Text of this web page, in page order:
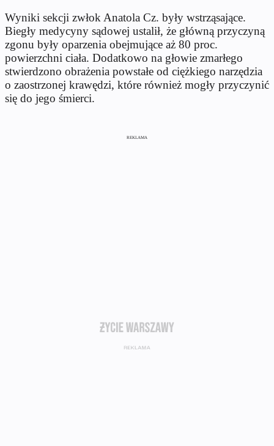
Wyniki sekcji zwłok Anatola Cz. były wstrząsające.
Biegły medycyny sądowej ustalił, że główną przyczyną
zgonu były oparzenia obejmujące aż 80 proc.
powierzchni ciała. Dodatkowo na głowie zmarłego
stwierdzono obrażenia powstałe od ciężkiego narzędzia
o zaostrzonej krawędzi, które również mogły przyczynić
się do jego śmierci.
REKLAMA